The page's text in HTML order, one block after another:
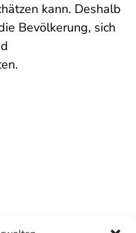
kann. Deshalb
Bevölkerung, sich